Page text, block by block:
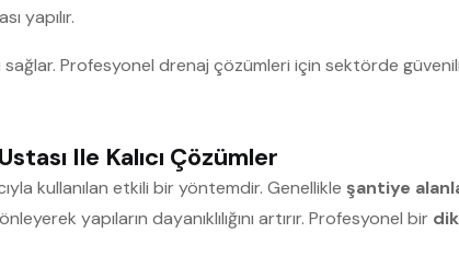
yapılır.
Profesyonel drenaj çözümleri için sektörde
Ile Kalıcı Çözümler
kullanılan etkili bir yöntemdir. Genellikle şantiye
yapıların dayanıklılığını artırır. Profesyonel bir